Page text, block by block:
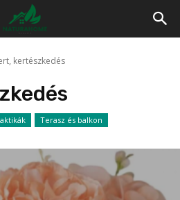
kertészkedés
Terasz és balkon